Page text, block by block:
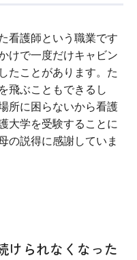
看護師という職業です
けで一度だけキャビン
たことがあります。た
飛ぶこともできるし
所に困らないから看護
大学を受験することに
の説得に感謝していま
けられなくなった